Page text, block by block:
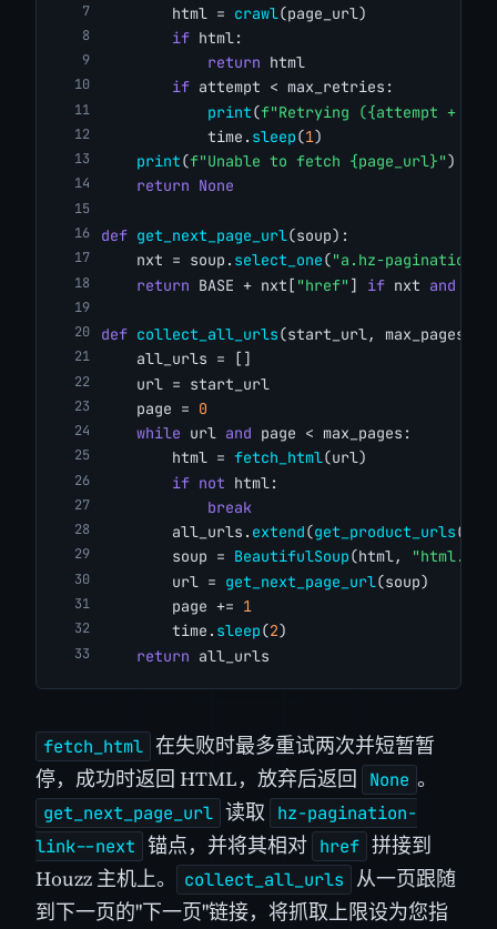
        html =
crawl(page_url)
if html:
return html
if attempt < max_retries:
print(f"Retrying ({attempt +
            time.
sleep(1)
print(f"Unable to fetch {page_url}")
return None
def get_next_page_url(soup):
    nxt = soup.
select_one("a.hz-pagination-
return BASE + nxt[ "href" ] if nxt and
def collect_all_urls(start_url, max_pages):
    all_urls = []
    url = start_url
    page =
0
while url and page < max_pages:
        html =
fetch_html(url)
if not html:
break
        all_urls.
extend(get_product_urls
        soup =
BeautifulSoup(html,
        url =
get_next_page_url(soup)
        page +=
1
        time.
sleep(2)
return all_urls
fetch_html 在失败时最多重试两次并短暂暂
停，成功时返回 HTML，放弃后返回
None 。
get_next_page_url 读取
hz-pagination-
link--next 锚点，并将其相对 href 拼接到
Houzz 主机上。
collect_all_urls
从一页跟随
到下一页的"下一页"链接，将抓取上限设为您指